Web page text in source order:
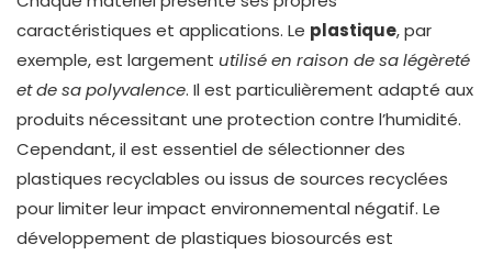
caractéristiques et applications. Le plastique, par
exemple, est largement utilisé en raison de sa légèreté
et de sa polyvalence. Il est particulièrement adapté aux
produits nécessitant une protection contre l’humidité.
Cependant, il est essentiel de sélectionner des
plastiques recyclables ou issus de sources recyclées
pour limiter leur impact environnemental négatif. Le
développement de plastiques biosourcés est